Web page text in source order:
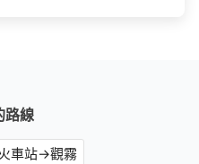
路線
車站→觀霧